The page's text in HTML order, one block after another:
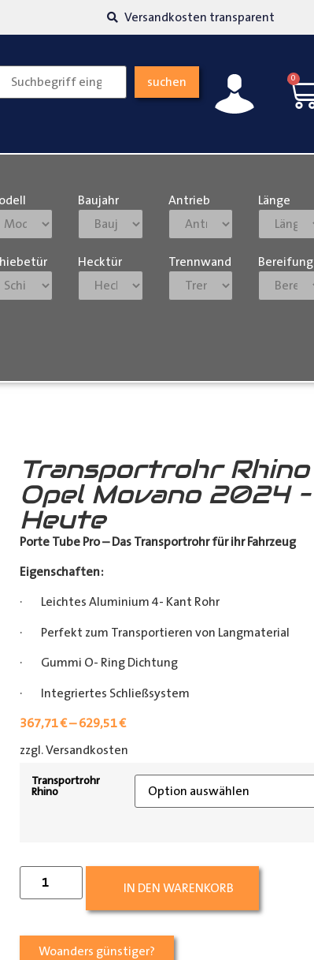
Versandkosten transparent
suchen 0
Baujahr Antrieb Länge
Hecktür Trennwand Bereifung
Transportrohr Rhino
Opel Movano 2024 –
Heute
Porte Tube Pro – Das Transportrohr für ihr Fahrzeug
Eigenschaften:
· Leichtes Aluminium 4- Kant Rohr
· Perfekt zum Transportieren von Langmaterial
· Gummi O- Ring Dichtung
· Integriertes Schließsystem
367,71€–629,51€
zzgl. Versandkosten
Transportrohr
Rhino
IN DEN WARENKORB
Woanders günstiger?